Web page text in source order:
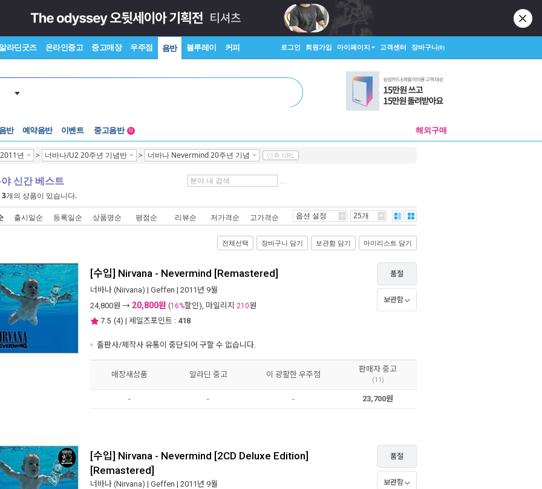
라딘굿즈 온라인중고 중고매장 우주점 음반 블루레이 커피 로그인 회원가입 마이페이지 고객센터 장바구니(0)
반 예약음반 이벤트
중고음반
중고음반
N 해외구매
2011년 > 너바나/U2 20주년 기념반 > 너바나 Nevermind 20주년 기념 단축 URL
신간 베스트
3개의 상품이 있습니다.
출시일순 등록일순 상품명순 평점순 리뷰순 저가격순 고가격순 옵션 설정 25개
전체선택 장바구니 담기 보관함 담기 마이리스트 담기
[수입] Nirvana - Nevermind [Remastered]
너바나 (Nirvana) | Geffen | 2011년 9월
24,800원 → 20,800원 (16%할인), 마일리지 210원
7.5 (4) | 세일즈포인트 : 418
출판사/제작사 유통이 중단되어 구할 수 없습니다.
품절
보관함
매장새상품 알라딘 중고 이 광활한 우주점
판매자 중고
(11)
- - - 23,700원
[수입] Nirvana - Nevermind [2CD Deluxe Edition]
[Remastered]
너바나 (Nirvana) | Geffen | 2011년 9월
품절
보관함